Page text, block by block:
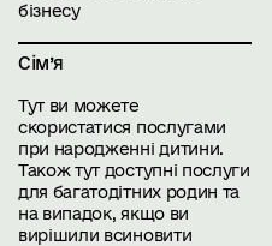
бізнесу
Сім’я
Тут ви можете
скористатися послугами
при народженні дитини.
Також тут доступні послуги
для багатодітних родин та
на випадок, якщо ви
вирішили всиновити